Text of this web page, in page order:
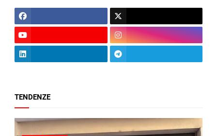
TENDENZE